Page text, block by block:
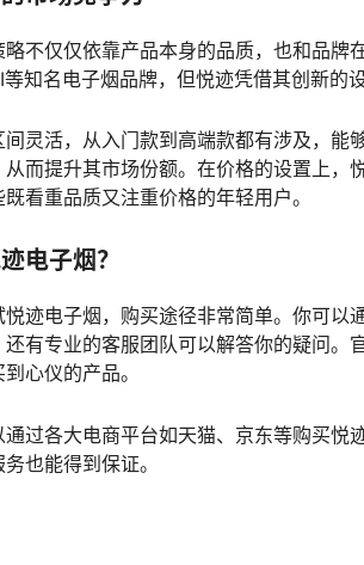
不仅仅依靠产品本身的品质，也和品
知名电子烟品牌，但悦迹凭借其创新的
灵活，从入门款到高端款都有涉及，
而提升其市场份额。在价格的设置上
看重品质又注重价格的年轻用户。
电子烟？
迹电子烟，购买途径非常简单。你可
有专业的客服团队可以解答你的疑问
心仪的产品。
过各大电商平台如天猫、京东等购买悦
也能得到保证。